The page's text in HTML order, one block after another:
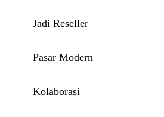
Jadi Reseller
Pasar Modern
Kolaborasi